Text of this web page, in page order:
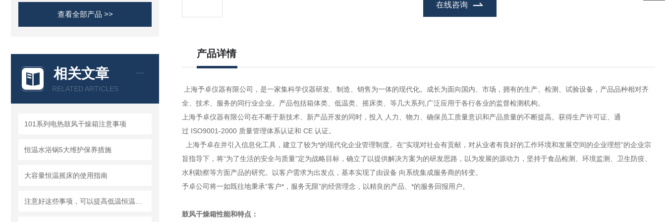
查看全部产品 >>
相关文章
RELATED ARTICLES
101系列电热鼓风干燥箱注意事项
恒温水浴锅5大维护保养措施
大容量恒温摇床的使用指南
在线咨询
产品详情
上海予卓仪器有限公司，是一家集科学仪器研发、制造、销售为一体的现代化。成长为面向国内、市场，拥有的生产、检测、试验设备，产品品种相对齐
全、技术、服务的同行业企业。产品包括箱体类、低温类、摇床类、等几大系列,广泛应用于各行各业的监督检测机构。
上海予卓仪器有限公司在不断于新技术、新产品开发的同时，投入 人力、物力、确保员工质量意识和产品质量的不断提高。获得生产许可证、通
过 ISO9001-2000 质量管理体系认证和 CE 认证。
上海予卓在并引入信息化工具，建立了较为*的现代化企业管理制度。在“实现对社会有贡献，对从业者有良好的工作环境和发展空间的企业理想”的企业宗
旨指导下，将“为了生活的安全与质量”定为战略目标，确立了以提供解决方案为的研发思路，以为发展的源动力，坚持于食品检测、环境监测、卫生防疫、
水利勘察等方面产品的研究。以客户需求为出发点，基本实现了由设备 向系统集成服务商的转变。
予卓公司将一如既往地秉承“客户*，服务无限”的经营理念，以精良的产品、*的服务回报用户。
鼓风干燥箱性能和特点：